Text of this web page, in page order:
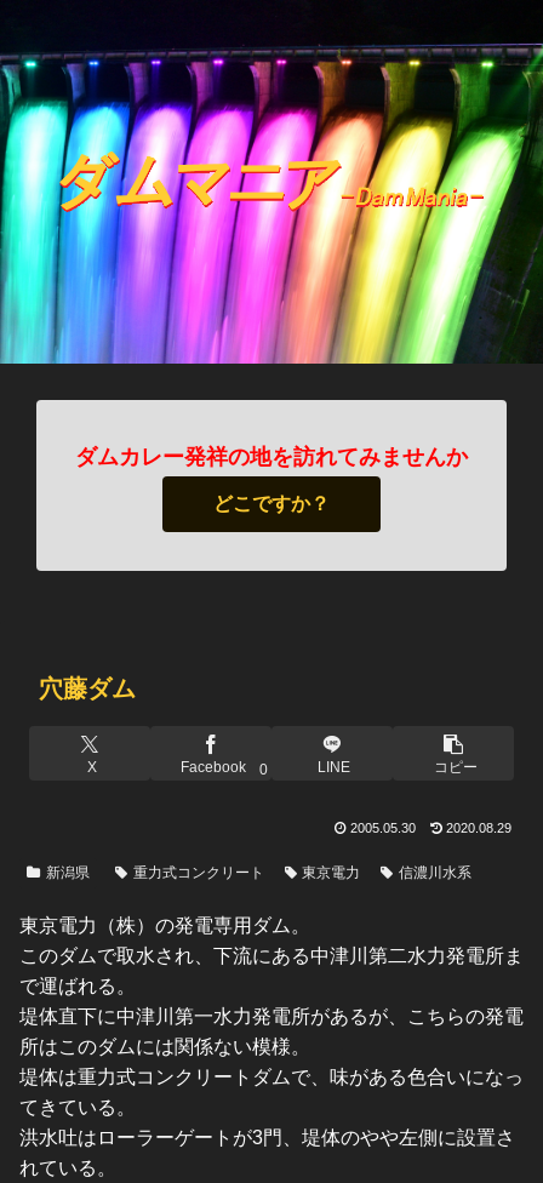
ダムカレー発祥の地を訪れてみませんか
どこですか？
穴藤ダム
X Facebook 0 LINE コピー
2005.05.30 2020.08.29
新潟県 重力式コンクリート 東京電力 信濃川水系
東京電力（株）の発電専用ダム。
このダムで取水され、下流にある中津川第二水力発電所ま
で運ばれる。
堤体直下に中津川第一水力発電所があるが、こちらの発電
所はこのダムには関係ない模様。
堤体は重力式コンクリートダムで、味がある色合いになっ
てきている。
洪水吐はローラーゲートが3門、堤体のやや左側に設置さ
れている。